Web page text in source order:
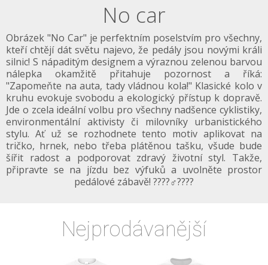
No car
Obrázek "No Car" je perfektním poselstvím pro všechny,
kteří chtějí dát světu najevo, že pedály jsou novými králi
silnic! S nápaditým designem a výraznou zelenou barvou
nálepka okamžitě přitahuje pozornost a říká:
"Zapomeňte na auta, tady vládnou kola!" Klasické kolo v
kruhu evokuje svobodu a ekologický přístup k dopravě.
Jde o zcela ideální volbu pro všechny nadšence cyklistiky,
environmentální aktivisty či milovníky urbanistického
stylu. Ať už se rozhodnete tento motiv aplikovat na
tričko, hrnek, nebo třeba plátěnou tašku, všude bude
šířit radost a podporovat zdravý životní styl. Takže,
připravte se na jízdu bez výfuků a uvolněte prostor
pedálové zábavě! ????‍♂️????
Nejprodávanější